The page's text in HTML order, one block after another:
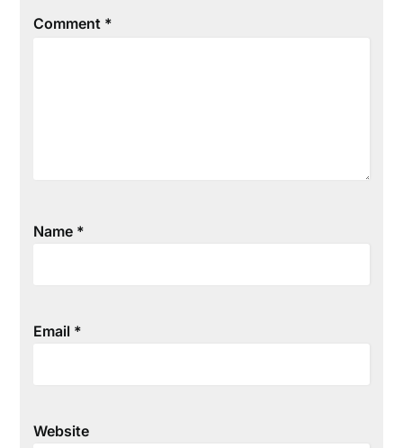
Comment *
Name *
Email *
Website